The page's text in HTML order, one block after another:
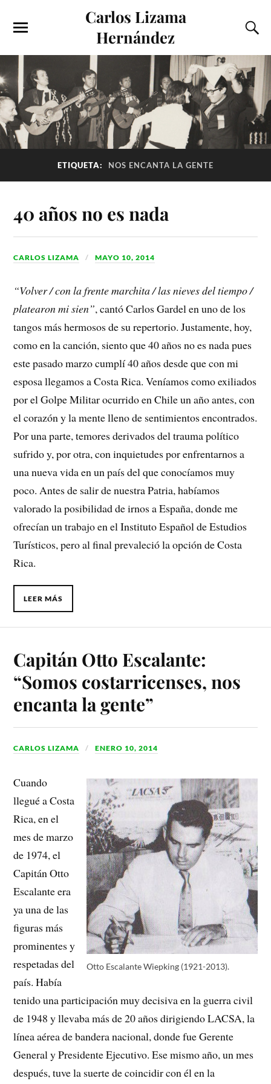
Carlos Lizama
Hernández
ETIQUETA: NOS ENCANTA LA GENTE
40 años no es nada
CARLOS LIZAMA MAYO 10, 2014
“Volver / con la frente marchita / las nieves del tiempo /
platearon mi sien”, cantó Carlos Gardel en uno de los
tangos más hermosos de su repertorio. Justamente, hoy,
como en la canción, siento que 40 años no es nada pues
este pasado marzo cumplí 40 años desde que con mi
esposa llegamos a Costa Rica. Veníamos como exiliados
por el Golpe Militar ocurrido en Chile un año antes, con
el corazón y la mente lleno de sentimientos encontrados.
Por una parte, temores derivados del trauma político
sufrido y, por otra, con inquietudes por enfrentarnos a
una nueva vida en un país del que conocíamos muy
poco. Antes de salir de nuestra Patria, habíamos
valorado la posibilidad de irnos a España, donde me
ofrecían un trabajo en el Instituto Español de Estudios
Turísticos, pero al final prevaleció la opción de Costa
Rica.
LEER MÁS
Capitán Otto Escalante:
“Somos costarricenses, nos
encanta la gente”
CARLOS LIZAMA ENERO 10, 2014
Otto Escalante Wiepking (1921-2013).
Cuando
llegué a Costa
Rica, en el
mes de marzo
de 1974, el
Capitán Otto
Escalante era
ya una de las
figuras más
prominentes y
respetadas del
país. Había
tenido una participación muy decisiva en la guerra civil
de 1948 y llevaba más de 20 años dirigiendo LACSA, la
línea aérea de bandera nacional, donde fue Gerente
General y Presidente Ejecutivo. Ese mismo año, un mes
después, tuve la suerte de coincidir con él en la